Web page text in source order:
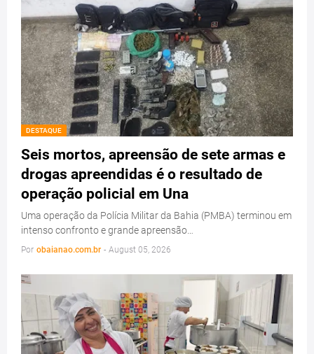
DESTAQUE
Seis mortos, apreensão de sete armas e
drogas apreendidas é o resultado de
operação policial em Una
Uma operação da Polícia Militar da Bahia (PMBA) terminou em
intenso confronto e grande apreensão…
Por obaianao.com.br - August 05, 2026